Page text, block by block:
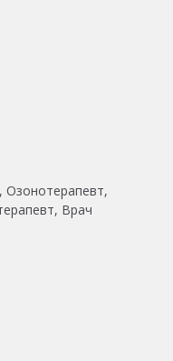
Озонотерапевт,
Врач